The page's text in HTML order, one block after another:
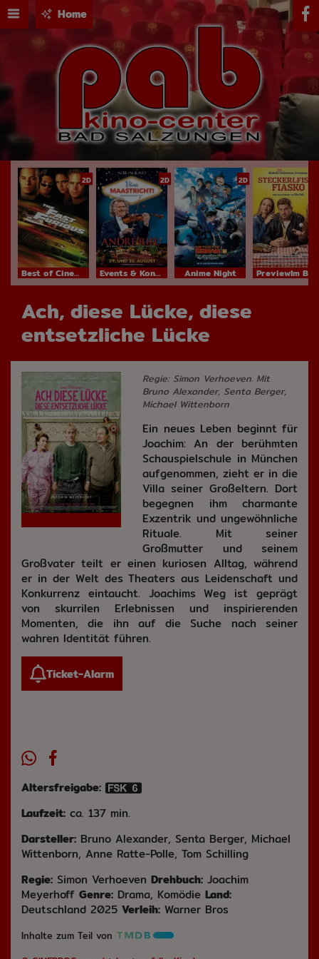
Home
2D
Best of Cinema
2D
Events & Konzerte
2D
Anime Night
Ach, diese Lücke, diese
entsetzliche Lücke
Regie: Simon Verhoeven. Mit
Bruno Alexander, Senta Berger,
Michael Wittenborn
Ein neues Leben beginnt für
Joachim: An der berühmten
Schauspielschule in München
aufgenommen, zieht er in die
Villa seiner Großeltern. Dort
begegnen ihm charmante
Exzentrik und ungewöhnliche
Rituale. Mit seiner
Großmutter und seinem
Großvater teilt er einen kuriosen Alltag, während
er in der Welt des Theaters aus Leidenschaft und
Konkurrenz eintaucht. Joachims Weg ist geprägt
von skurrilen Erlebnissen und inspirierenden
Momenten, die ihn auf die Suche nach seiner
wahren Identität führen.
Ticket-Alarm
Altersfreigabe:
Laufzeit: ca. 137 min.
Darsteller: Bruno Alexander, Senta Berger, Michael
Wittenborn, Anne Ratte-Polle, Tom Schilling
Regie: Simon Verhoeven Drehbuch: Joachim
Meyerhoff Genre: Drama, Komödie Land:
Deutschland 2025 Verleih: Warner Bros
Inhalte zum Teil von